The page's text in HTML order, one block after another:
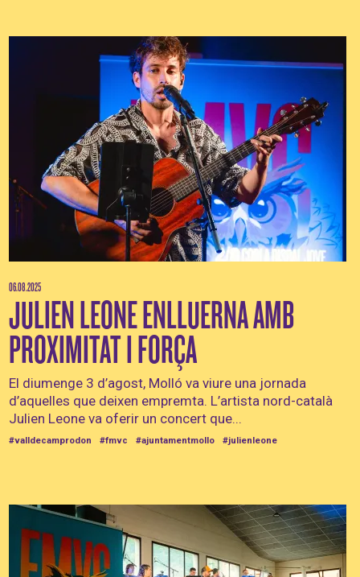
06.08.2025
JULIEN LEONE ENLLUERNA AMB
PROXIMITAT I FORÇA
El diumenge 3 d’agost, Molló va viure una jornada
d’aquelles que deixen empremta. L’artista nord-català
Julien Leone va oferir un concert que...
#valldecamprodon #fmvc #ajuntamentmollo #julienleone